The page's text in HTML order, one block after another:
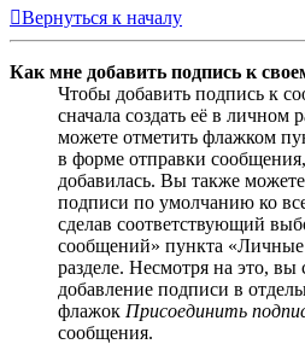
Вернуться к началу
Как мне добавить подпись к
Чтобы добавить подпись к
сначала создать её в личном
можете отметить флажком
в форме отправки
добавилась. Вы также
подписи по умолчанию ко
сделав соответствующий
сообщений» пункта
разделе. Несмотря на это, вы
добавление подписи в
флажок Присоединить
сообщения.